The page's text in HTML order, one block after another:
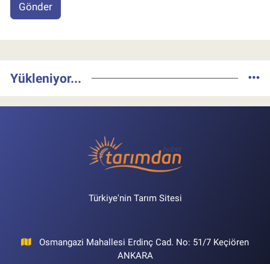
Gönder
Yükleniyor...
Türkiye'nin Tarım Sitesi
Osmangazi Mahallesi Erdinç Cad. No: 51/7 Keçiören
ANKARA